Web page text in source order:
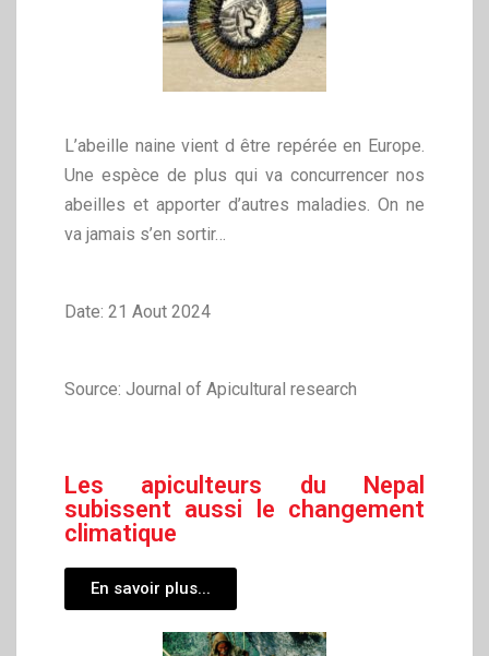
L’abeille naine vient d être repérée en Europe.
Une espèce de plus qui va concurrencer nos
abeilles et apporter d’autres maladies. On ne
va jamais s’en sortir…
Date: 21 Aout 2024
Source: Journal of Apicultural research
Les apiculteurs du Nepal
subissent aussi le changement
climatique
En savoir plus...